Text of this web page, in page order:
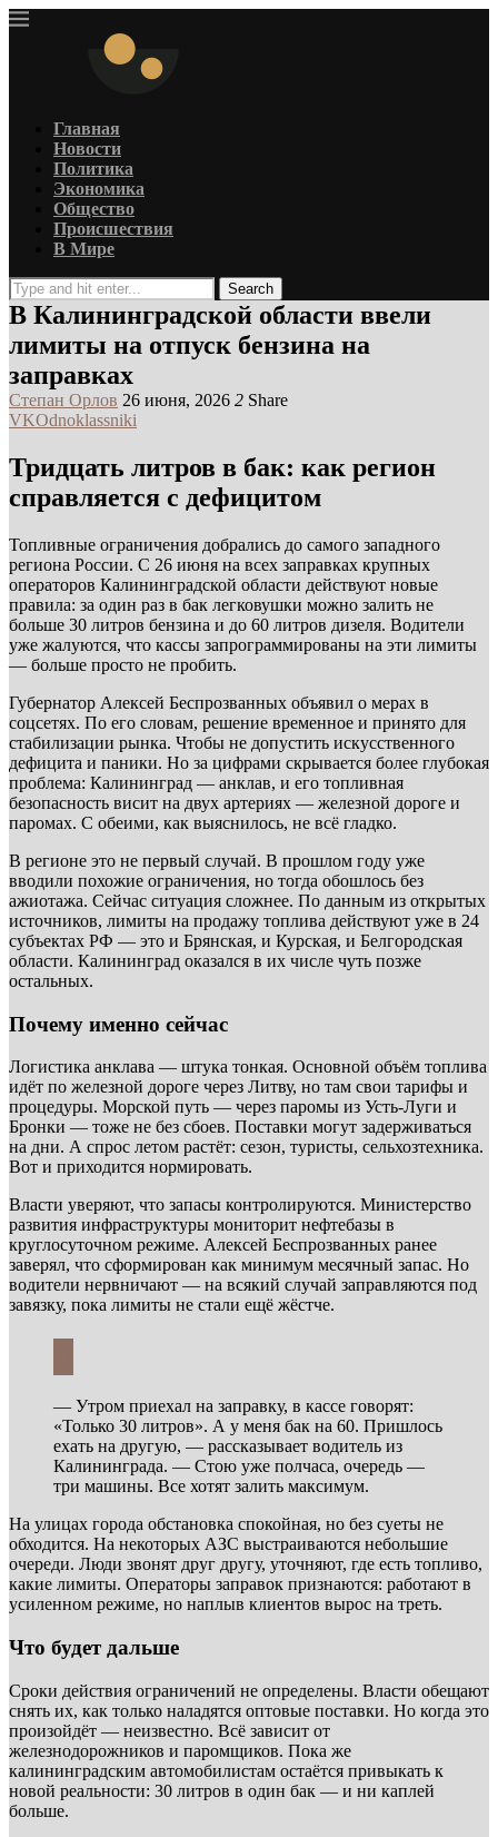
Главная
Новости
Политика
Экономика
Общество
Происшествия
В Мире
Search
В Калининградской области ввели
лимиты на отпуск бензина на
заправках
Степан Орлов 26 июня, 2026 2 Share
VKOdnoklassniki
Тридцать литров в бак: как регион
справляется с дефицитом
Топливные ограничения добрались до самого западного
региона России. С 26 июня на всех заправках крупных
операторов Калининградской области действуют новые
правила: за один раз в бак легковушки можно залить не
больше 30 литров бензина и до 60 литров дизеля. Водители
уже жалуются, что кассы запрограммированы на эти лимиты
— больше просто не пробить.
Губернатор Алексей Беспрозванных объявил о мерах в
соцсетях. По его словам, решение временное и принято для
стабилизации рынка. Чтобы не допустить искусственного
дефицита и паники. Но за цифрами скрывается более глубокая
проблема: Калининград — анклав, и его топливная
безопасность висит на двух артериях — железной дороге и
паромах. С обеими, как выяснилось, не всё гладко.
В регионе это не первый случай. В прошлом году уже
вводили похожие ограничения, но тогда обошлось без
ажиотажа. Сейчас ситуация сложнее. По данным из открытых
источников, лимиты на продажу топлива действуют уже в 24
субъектах РФ — это и Брянская, и Курская, и Белгородская
области. Калининград оказался в их числе чуть позже
остальных.
Почему именно сейчас
Логистика анклава — штука тонкая. Основной объём топлива
идёт по железной дороге через Литву, но там свои тарифы и
процедуры. Морской путь — через паромы из Усть-Луги и
Бронки — тоже не без сбоев. Поставки могут задерживаться
на дни. А спрос летом растёт: сезон, туристы, сельхозтехника.
Вот и приходится нормировать.
Власти уверяют, что запасы контролируются. Министерство
развития инфраструктуры мониторит нефтебазы в
круглосуточном режиме. Алексей Беспрозванных ранее
заверял, что сформирован как минимум месячный запас. Но
водители нервничают — на всякий случай заправляются под
завязку, пока лимиты не стали ещё жёстче.
— Утром приехал на заправку, в кассе говорят:
«Только 30 литров». А у меня бак на 60. Пришлось
ехать на другую, — рассказывает водитель из
Калининграда. — Стою уже полчаса, очередь —
три машины. Все хотят залить максимум.
На улицах города обстановка спокойная, но без суеты не
обходится. На некоторых АЗС выстраиваются небольшие
очереди. Люди звонят друг другу, уточняют, где есть топливо,
какие лимиты. Операторы заправок признаются: работают в
усиленном режиме, но наплыв клиентов вырос на треть.
Что будет дальше
Сроки действия ограничений не определены. Власти обещают
снять их, как только наладятся оптовые поставки. Но когда это
произойдёт — неизвестно. Всё зависит от
железнодорожников и паромщиков. Пока же
калининградским автомобилистам остаётся привыкать к
новой реальности: 30 литров в один бак — и ни каплей
больше.